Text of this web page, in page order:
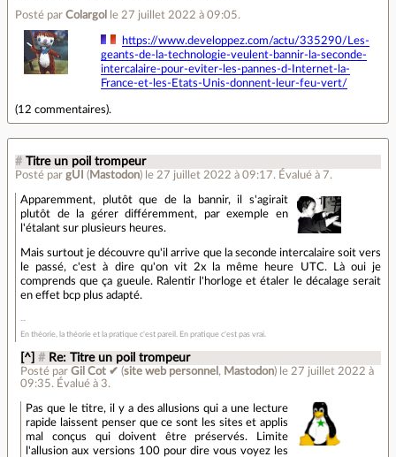
Posté par Colargol le 27 juillet 2022 à 09:05.
https://www.developpez.com/actu/335290/Les-
geants-de-la-technologie-veulent-bannir-la-seconde-
intercalaire-pour-eviter-les-pannes-d-Internet-la-
France-et-les-Etats-Unis-donnent-leur-feu-vert/
(12 commentaires).
# Titre un poil trompeur
Posté par gUI ( Mastodon) le 27 juillet 2022 à 09:17. Évalué à 7.
Apparemment, plutôt que de la bannir, il s'agirait
plutôt de la gérer différemment, par exemple en
l'étalant sur plusieurs heures.
Mais surtout je découvre qu'il arrive que la seconde intercalaire soit vers
le passé, c'est à dire qu'on vit 2x la même heure UTC. Là oui je
comprends que ça gueule. Ralentir l'horloge et étaler le décalage serait
en effet bcp plus adapté.
En théorie, la théorie et la pratique c'est pareil. En pratique c'est pas vrai.
[^] # Re: Titre un poil trompeur
Posté parGil Cot ✔ (site web personnel , Mastodon) le 27 juillet 2022 à
09:35. Évalué à 3.
Pas que le titre, il y a des allusions qui a une lecture
rapide laissent penser que ce sont les sites et applis
mal conçus qui doivent être préservés. Limite
l'allusion aux versions 100 pour dire vous voyez les